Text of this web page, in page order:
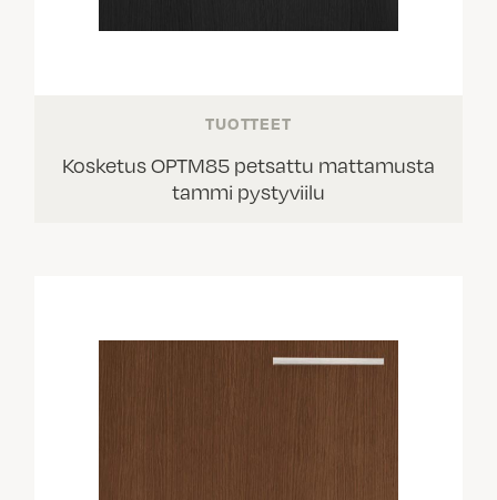
TUOTTEET
Kosketus OPTM85 petsattu mattamusta
tammi pystyviilu